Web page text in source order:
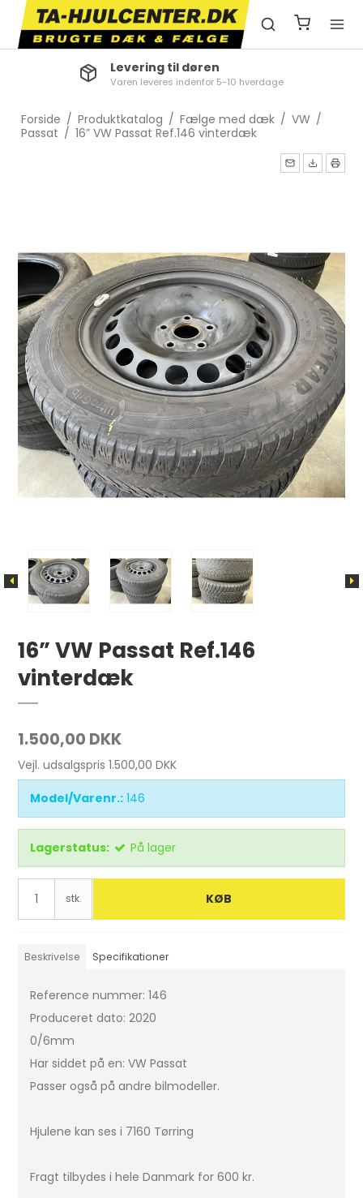
Levering til døren
Varen leveres indenfor 5-10 hverdage
Forside / Produktkatalog / Fælge med dæk / VW /
Passat / 16” VW Passat Ref.146 vinterdæk
16” VW Passat Ref.146
vinterdæk
1.500,00 DKK
Vejl. udsalgspris 1.500,00 DKK
Model/Varenr.: 146
Lagerstatus: På lager
stk. KØB
Beskrivelse Specifikationer
Reference nummer: 146
Produceret dato: 2020
0/6mm
Har siddet på en: VW Passat
Passer også på andre bilmodeller.
Hjulene kan ses i 7160 Tørring
Fragt tilbydes i hele Danmark for 600 kr.